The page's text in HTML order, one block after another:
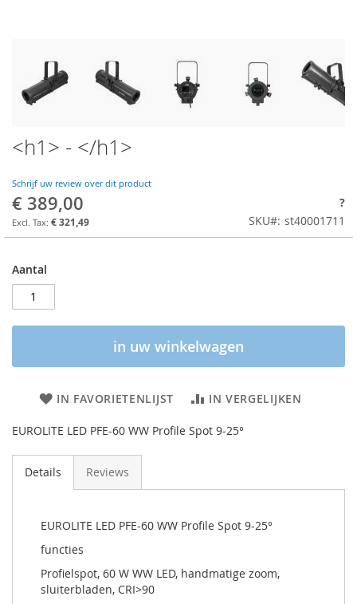
<h1> - </h1>
Schrijf uw review over dit product
€ 389,00
€ 321,49
?
SKU
st40001711
Aantal
in uw winkelwagen
IN FAVORIETENLIJST IN VERGELIJKEN
EUROLITE LED PFE-60 WW Profile Spot 9-25°
Details Reviews
EUROLITE LED PFE-60 WW Profile Spot 9-25°
functies
Profielspot, 60 W WW LED, handmatige zoom,
sluiterbladen, CRI>90